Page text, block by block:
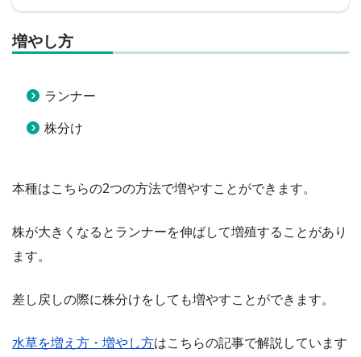
増やし方
ランナー
株分け
本種はこちらの2つの方法で増やすことができます。
株が大きくなるとランナーを伸ばして増殖することがあり
ます。
差し戻しの際に株分けをしても増やすことができます。
水草を増え方・増やし方はこちらの記事で解説しています